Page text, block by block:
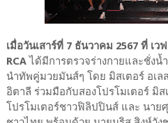
เมื่อวันเสาร์ที่ 7 ธันวาคม 2567 ที่ เ
RCAได้มีการตรวจร่างกายและชั่งน้
นำทัพคู่มวยมันส์ๆ โดย มิสเตอร์ อเ
อิตาลี ร่วมมือกับสองโปรโมเตอร์ มิ
โปรโมเตอร์ชาวฟิลิปปินส์ และ นา